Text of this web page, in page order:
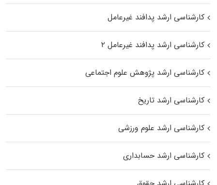
کارشناسی ارشد پدافند غیرعامل
کارشناسی ارشد پدافند غیرعامل ۲
کارشناسی ارشد پژوهش علوم اجتماعی
کارشناسی ارشد تاریخ
کارشناسی ارشد علوم ورزشی
کارشناسی ارشد حسابداری